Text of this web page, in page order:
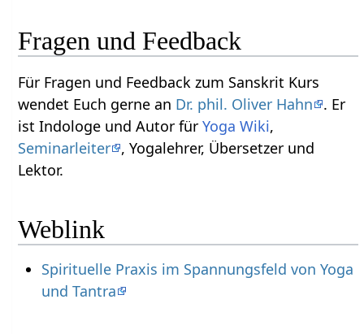
Fragen und Feedback
Für Fragen und Feedback zum Sanskrit Kurs
wendet Euch gerne an Dr. phil. Oliver Hahn
. Er
ist Indologe und Autor fürYoga Wiki,
Seminarleiter , Yogalehrer, Übersetzer und
Lektor.
Weblink
Spirituelle Praxis im Spannungsfeld von Yoga
und Tantra